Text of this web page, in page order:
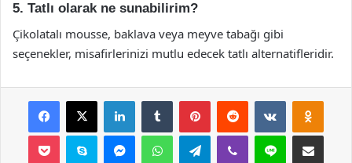
5. Tatlı olarak ne sunabilirim?
Çikolatalı mousse, baklava veya meyve tabağı gibi
seçenekler, misafirlerinizi mutlu edecek tatlı alternatifleridir.
Facebook
X LinkedInTumblr PinterestReddit VKontakte
Pocket Skype MessengerWhatsAppTelegramViber Line E-Posta ile